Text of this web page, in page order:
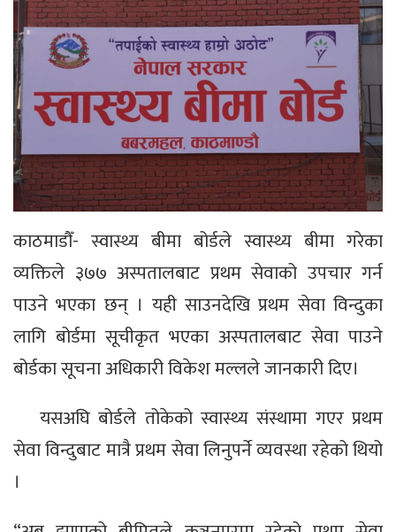
काठमाडौँ- स्वास्थ्य बीमा बोर्डले स्वास्थ्य बीमा गरेका
व्यक्तिले ३७७ अस्पतालबाट प्रथम सेवाको उपचार गर्न
पाउने भएका छन् । यही साउनदेखि प्रथम सेवा विन्दुका
लागि बोर्डमा सूचीकृत भएका अस्पतालबाट सेवा पाउने
बोर्डका सूचना अधिकारी विकेश मल्लले जानकारी दिए।
यसअघि बोर्डले तोकेको स्वास्थ्य संस्थामा गएर प्रथम
सेवा विन्दुबाट मात्रै प्रथम सेवा लिनुपर्ने व्यवस्था रहेको थियो
।